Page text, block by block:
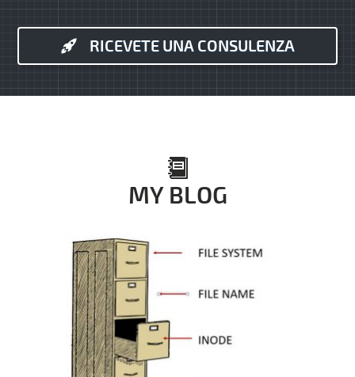
RICEVETE UNA CONSULENZA
MY BLOG